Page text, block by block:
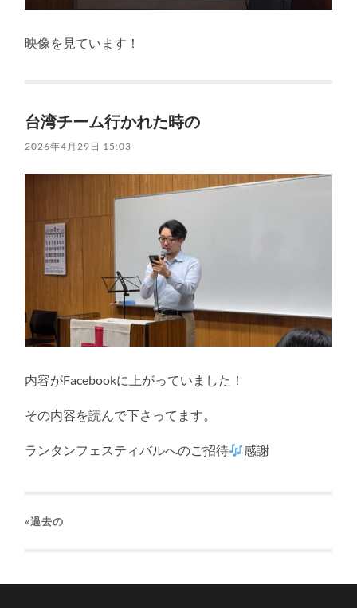
映像を見ています！
台湾チーム行かれた時の
2026年4月29日 15:03
内容がFacebookに上がっていました！
その内容を読んで下さってます。
ランタンフェスティバルへのご招待 感謝
«過去の